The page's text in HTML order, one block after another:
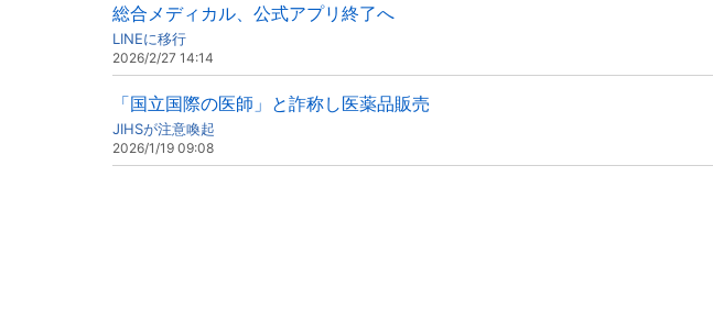
総合メディカル、公式アプリ終了へ
LINEに移行
2026/2/27 14:14
「国立国際の医師」と詐称し医薬品販売
JIHSが注意喚起
2026/1/19 09:08